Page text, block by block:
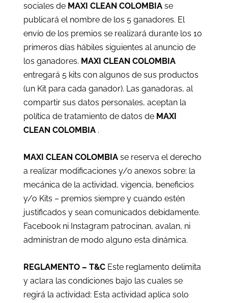
sociales de MAXI CLEAN COLOMBIA se
publicará el nombre de los 5 ganadores. El
envío de los premios se realizará durante los 10
primeros días hábiles siguientes al anuncio de
los ganadores. MAXI CLEAN COLOMBIA
entregará 5 kits con algunos de sus productos
(un Kit para cada ganador). Las ganadoras, al
compartir sus datos personales, aceptan la
política de tratamiento de datos de MAXI
CLEAN COLOMBIA .
MAXI CLEAN COLOMBIA se reserva el derecho
a realizar modificaciones y/o anexos sobre: la
mecánica de la actividad, vigencia, beneficios
y/o Kits – premios siempre y cuando estén
justificados y sean comunicados debidamente.
Facebook ni Instagram patrocinan, avalan, ni
administran de modo alguno esta dinámica.
REGLAMENTO – T&C Este reglamento delimita
y aclara las condiciones bajo las cuales se
regirá la actividad: Esta actividad aplica solo